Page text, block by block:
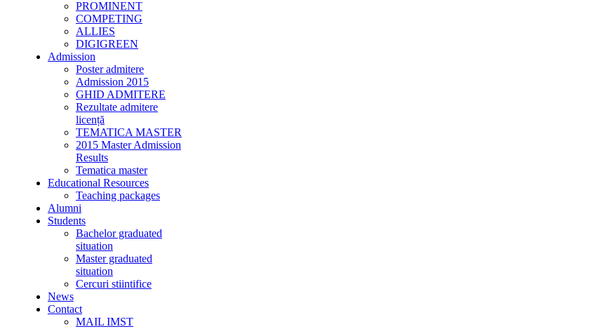
PROMINENT
COMPETING
ALLIES
DIGIGREEN
Admission
Poster admitere
Admission 2015
GHID ADMITERE
Rezultate admitere
licență
TEMATICA MASTER
2015 Master Admission
Results
Tematica master
Educational Resources
Teaching packages
Alumni
Students
Bachelor graduated
situation
Master graduated
situation
Cercuri stiintifice
News
Contact
MAIL IMST